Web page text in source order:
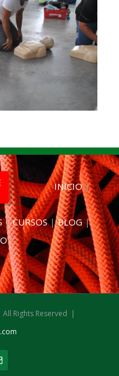
INICIO|
|CURSOS|BLOG |
Rights Reserved |